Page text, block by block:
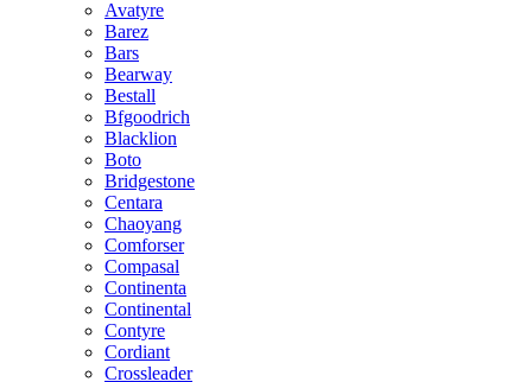
Avatyre
Barez
Bars
Bearway
Bestall
Bfgoodrich
Blacklion
Boto
Bridgestone
Centara
Chaoyang
Comforser
Compasal
Continenta
Continental
Contyre
Cordiant
Crossleader